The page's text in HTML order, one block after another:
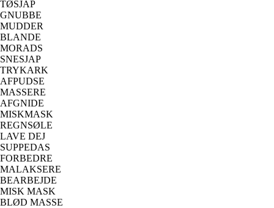
TØSJAP
GNUBBE
MUDDER
BLANDE
MORADS
SNESJAP
TRYKARK
AFPUDSE
MASSERE
AFGNIDE
MISKMASK
REGNSØLE
LAVE DEJ
SUPPEDAS
FORBEDRE
MALAKSERE
BEARBEJDE
MISK MASK
BLØD MASSE